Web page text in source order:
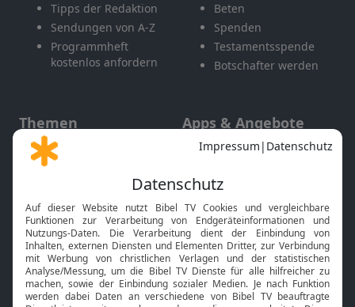
Tipps der Redaktion
Sendungen von A-Z
Programmheft
kostenlos anfordern
Beten
Spenden
Testamentsspende
Botschafter werden
Themen
Gott und Bibel erklärt
Neuigkeiten
Apps & Angebote
Mobile App
Smart TV
HbbTV
Bibelthek Online-Bibel
Nächster Gottesdienst